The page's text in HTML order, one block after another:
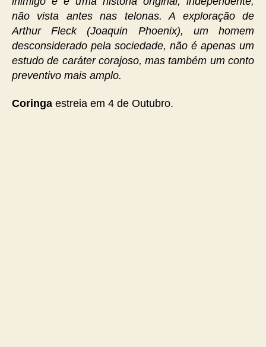
não vista antes nas telonas. A exploração de
Arthur Fleck (Joaquin Phoenix), um homem
desconsiderado pela sociedade, não é apenas um
estudo de caráter corajoso, mas também um conto
preventivo mais amplo.
Coringa estreia em 4 de Outubro.